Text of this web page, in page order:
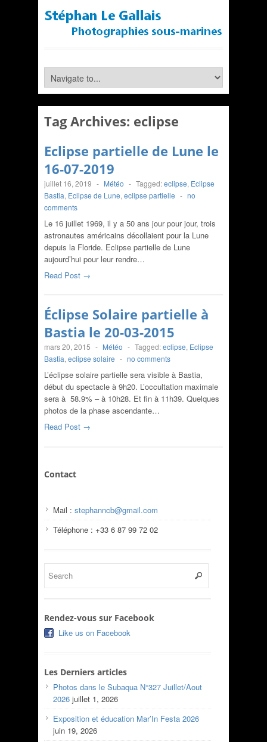
Tag Archives: eclipse
Eclipse partielle de Lune le
16-07-2019
juillet 16, 2019 - Météo - Tagged:eclipse, Eclipse
Bastia, Eclipse de Lune, eclipse partielle - no
comments
Le 16 juillet 1969, il y a 50 ans jour pour jour, trois
astronautes américains décollaient pour la Lune
depuis la Floride. Eclipse partielle de Lune
aujourd’hui pour leur rendre…
Read Post →
Éclipse Solaire partielle à
Bastia le 20-03-2015
mars 20, 2015 - Météo - Tagged:eclipse, Eclipse
Bastia, eclipse solaire - no comments
L’éclipse solaire partielle sera visible à Bastia,
début du spectacle à 9h20. L’occultation maximale
sera à 58.9% – à 10h28. Et fin à 11h39. Quelques
photos de la phase ascendante…
Read Post →
Contact
Mail : stephanncb@gmail.com
Téléphone : +33 6 87 99 72 02
Rendez-vous sur Facebook
Like us on Facebook
Les Derniers articles
Photos dans le Subaqua N°327 Juillet/Aout
2026 juillet 1, 2026
Exposition et éducation Mar’In Festa 2026
juin 19, 2026